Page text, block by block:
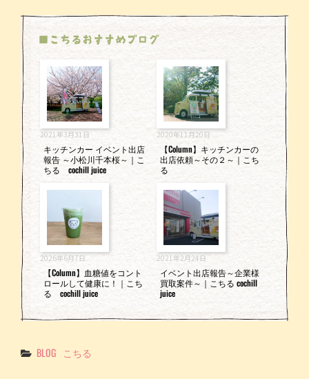
■こちるおすすめブログ
2021年3月31日
キッチンカー イベント出店
報告 ～小松川千本桜～｜こ
ちる cochill juice
2020年11月20日
【Column】キッチンカーの
出店依頼～その２～｜こち
る
2026年6月7日
【Column】血糖値をコント
ロールして健康に！｜こち
る cochill juice
2021年2月24日
イベント出店報告～企業様
買取案件～｜こちる cochill
juice
Categories
BLOG こちる